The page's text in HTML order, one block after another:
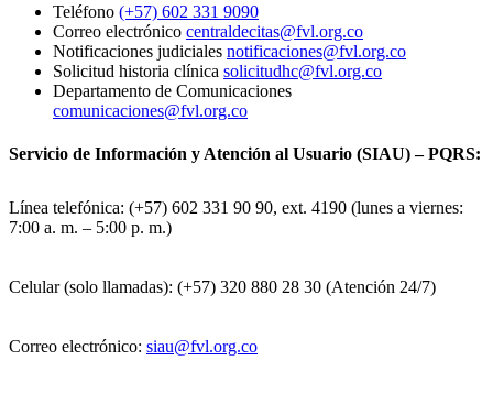
Teléfono (+57) 602 331 9090
Correo electrónico centraldecitas@fvl.org.co
Notificaciones judiciales notificaciones@fvl.org.co
Solicitud historia clínica solicitudhc@fvl.org.co
Departamento de Comunicaciones
comunicaciones@fvl.org.co
Servicio de Información y Atención al Usuario (SIAU) – PQRS:
Línea telefónica: (+57) 602 331 90 90, ext. 4190 (lunes a viernes:
7:00 a. m. – 5:00 p. m.)
Celular (solo llamadas): (+57) 320 880 28 30 (Atención 24/7)
Correo electrónico: siau@fvl.org.co